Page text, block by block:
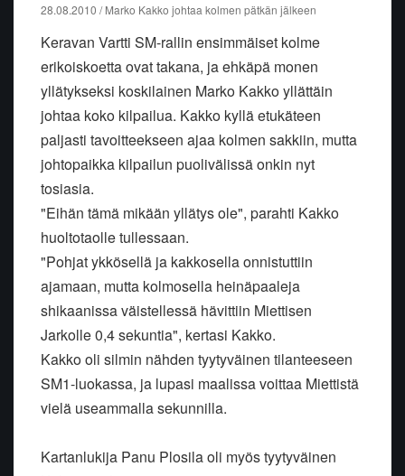
28.08.2010 / Marko Kakko johtaa kolmen pätkän jälkeen
Keravan Vartti SM-rallin ensimmäiset kolme
erikoiskoetta ovat takana, ja ehkäpä monen
yllätykseksi koskilainen Marko Kakko yllättäin
johtaa koko kilpailua. Kakko kyllä etukäteen
paljasti tavoitteekseen ajaa kolmen sakkiin, mutta
johtopaikka kilpailun puolivälissä onkin nyt
tosiasia.
"Eihän tämä mikään yllätys ole", parahti Kakko
huoltotaolle tullessaan.
"Pohjat ykkösellä ja kakkosella onnistuttiin
ajamaan, mutta kolmosella heinäpaaleja
shikaanissa väistellessä hävittiin Miettisen
Jarkolle 0,4 sekuntia", kertasi Kakko.
Kakko oli silmin nähden tyytyväinen tilanteeseen
SM1-luokassa, ja lupasi maalissa voittaa Miettistä
vielä useammalla sekunnilla.
Kartanlukija Panu Plosila oli myös tyytyväinen